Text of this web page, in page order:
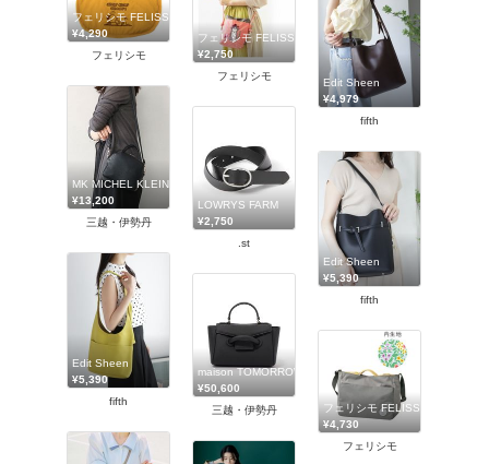
フェリシモ FELISSIMO
¥4,290
フェリシモ
フェリシモ FELISSIMO
¥2,750
フェリシモ
Edit Sheen
¥4,979
fifth
MK MICHEL KLEIN BAG (Women)/エムケーミッシェルクランバッグ
¥13,200
三越・伊勢丹
LOWRYS FARM
¥2,750
.st
Edit Sheen
¥5,390
fifth
Edit Sheen
¥5,390
fifth
maison TOMORROWLAND/メゾン トゥモローランド
¥50,600
三越・伊勢丹
フェリシモ FELISSIMO
¥4,730
フェリシモ